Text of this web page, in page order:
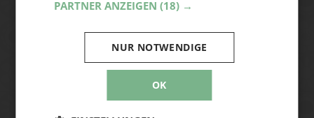
deinen Desktop – ganz bequem per Mail.
Ja, ich akzeptiere die Handmade Kultur
Abonnieren
PARTNER ANZEIGEN (18) →
OK
NUR NOTWENDIGE